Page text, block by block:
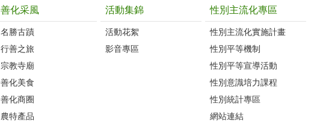
善化采風
名勝古蹟
行善之旅
宗教寺廟
善化美食
善化商圈
農特產品
活動集錦
活動花絮
影音專區
性別主流化專區
性別主流化實施計畫
性別平等機制
性別平等宣導活動
性別意識培力課程
性別統計專區
網站連結